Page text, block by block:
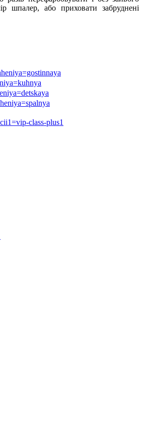
шпалер, або приховати забруднені
class-plus1